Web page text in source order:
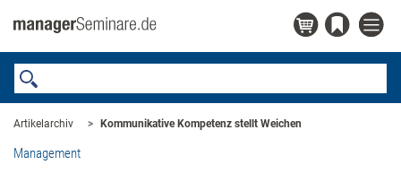
Artikelarchiv Kommunikative Kompetenz stellt Weichen
Management